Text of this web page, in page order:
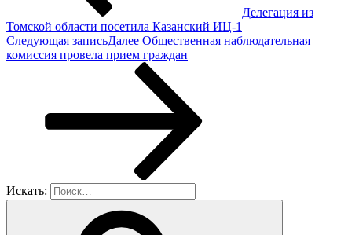
Делегация из
Томской области посетила Казанский ИЦ-1
Следующая записьДалее Общественная наблюдательная
комиссия провела прием граждан
Искать: